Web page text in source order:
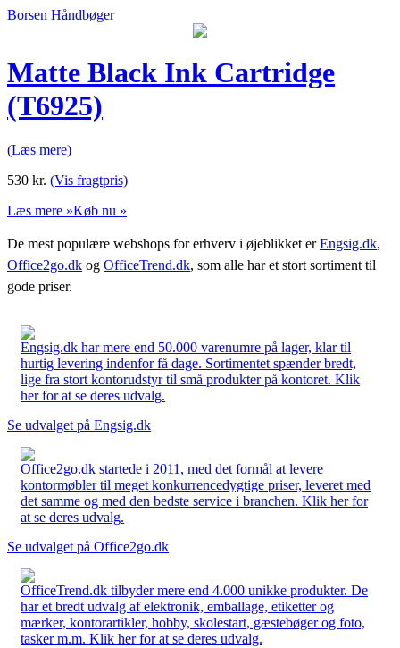
Borsen Håndbøger
Matte Black Ink Cartridge
(T6925)
(Læs mere)
530 kr. (Vis fragtpris)
Læs mere »Køb nu »
De mest populære webshops for erhverv i øjeblikket erEngsig.dk,
Office2go.dk og OfficeTrend.dk, som alle har et stort sortiment til
gode priser.
Engsig.dk har mere end 50.000 varenumre på lager, klar til
hurtig levering indenfor få dage. Sortimentet spænder bredt,
lige fra stort kontorudstyr til små produkter på kontoret. Klik
her for at se deres udvalg.
Se udvalget på Engsig.dk
Office2go.dk startede i 2011, med det formål at levere
kontormøbler til meget konkurrencedygtige priser, leveret med
det samme og med den bedste service i branchen. Klik her for
at se deres udvalg.
Se udvalget på Office2go.dk
OfficeTrend.dk tilbyder mere end 4.000 unikke produkter. De
har et bredt udvalg af elektronik, emballage, etiketter og
mærker, kontorartikler, hobby, skolestart, gæstebøger og foto,
tasker m.m. Klik her for at se deres udvalg.